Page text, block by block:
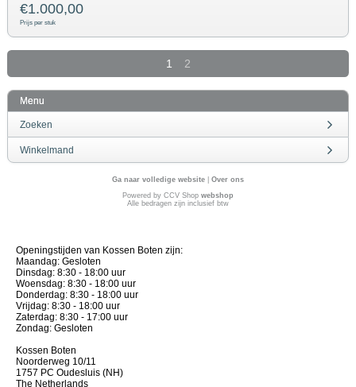
€1.000,00
Prijs per stuk
1 2
Menu
Zoeken
Winkelmand
Ga naar volledige website
Over ons
Powered by CCV Shop webshop
Alle bedragen zijn inclusief btw
Openingstijden van Kossen Boten zijn:
Maandag: Gesloten
Dinsdag: 8:30 - 18:00 uur
Woensdag: 8:30 - 18:00 uur
Donderdag: 8:30 - 18:00 uur
Vrijdag: 8:30 - 18:00 uur
Zaterdag: 8:30 - 17:00 uur
Zondag: Gesloten
Kossen Boten
Noorderweg 10/11
1757 PC Oudesluis (NH)
The Netherlands